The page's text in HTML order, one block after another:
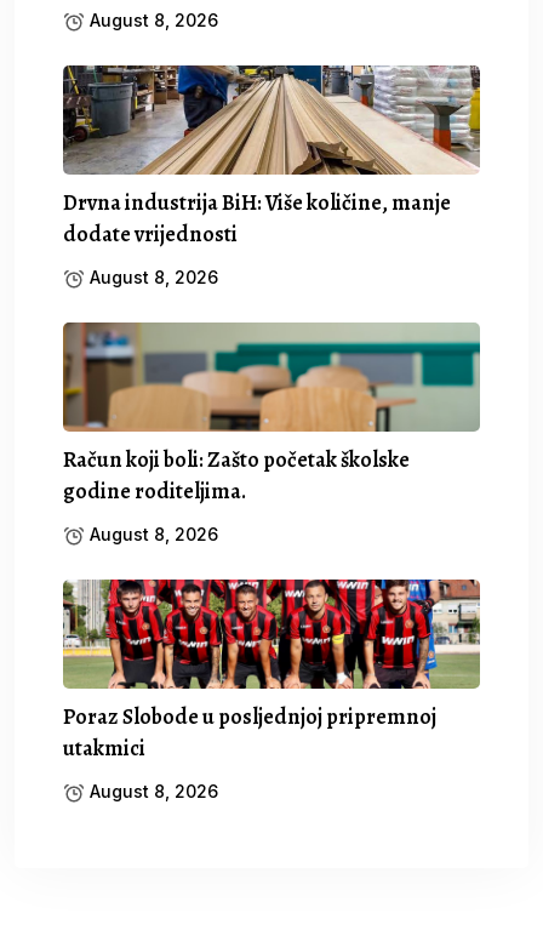
August 8, 2026
Drvna industrija BiH: Više količine, manje
dodate vrijednosti
August 8, 2026
Račun koji boli: Zašto početak školske
godine roditeljima.
August 8, 2026
Poraz Slobode u posljednjoj pripremnoj
utakmici
August 8, 2026